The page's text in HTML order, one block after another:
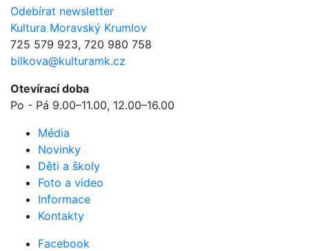
Odebírat newsletter
Kultura Moravský Krumlov
725 579 923, 720 980 758
bilkova@kulturamk.cz
Otevírací doba
Po - Pá 9.00–11.00, 12.00–16.00
Média
Novinky
Děti a školy
Foto a video
Informace
Kontakty
Facebook